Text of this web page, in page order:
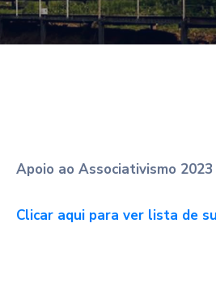
Apoio ao Associativismo 2023
Clicar aqui para ver lista de